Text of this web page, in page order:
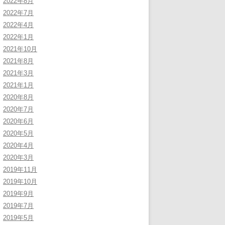
2022年7月
2022年4月
2022年1月
2021年10月
2021年8月
2021年3月
2021年1月
2020年8月
2020年7月
2020年6月
2020年5月
2020年4月
2020年3月
2019年11月
2019年10月
2019年9月
2019年7月
2019年5月